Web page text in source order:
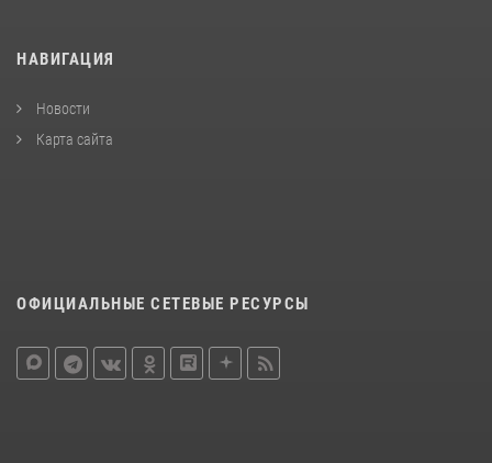
НАВИГАЦИЯ
Новости
Карта сайта
ОФИЦИАЛЬНЫЕ СЕТЕВЫЕ РЕСУРСЫ